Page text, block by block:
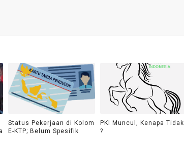
Status Pekerjaan di Kolom
E-KTP; Belum Spesifik
PKI Muncul, Kenapa Tidak
?